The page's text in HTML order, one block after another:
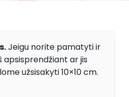
Jeigu norite pamatyti ir
apsisprendžiant ar jis
užsisakyti 10×10 cm.